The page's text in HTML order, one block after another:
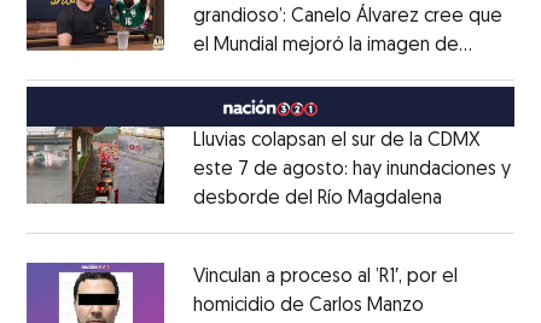
grandioso’: Canelo Álvarez cree que
el Mundial mejoró la imagen de
MéxicoOpens in new window
Lluvias colapsan el sur de la CDMX
este 7 de agosto: hay inundaciones y
desborde del Río Magdalena
Vinculan a proceso al ’R1′, por el
homicidio de Carlos Manzo